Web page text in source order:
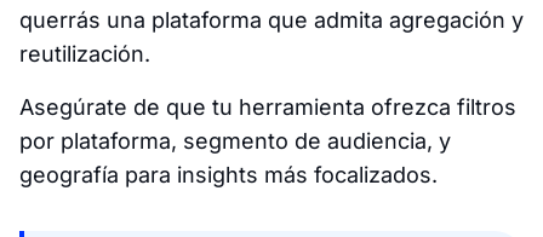
querrás una plataforma que admita agregación y
reutilización.
Asegúrate de que tu herramienta ofrezca filtros
por plataforma, segmento de audiencia, y
geografía para insights más focalizados.